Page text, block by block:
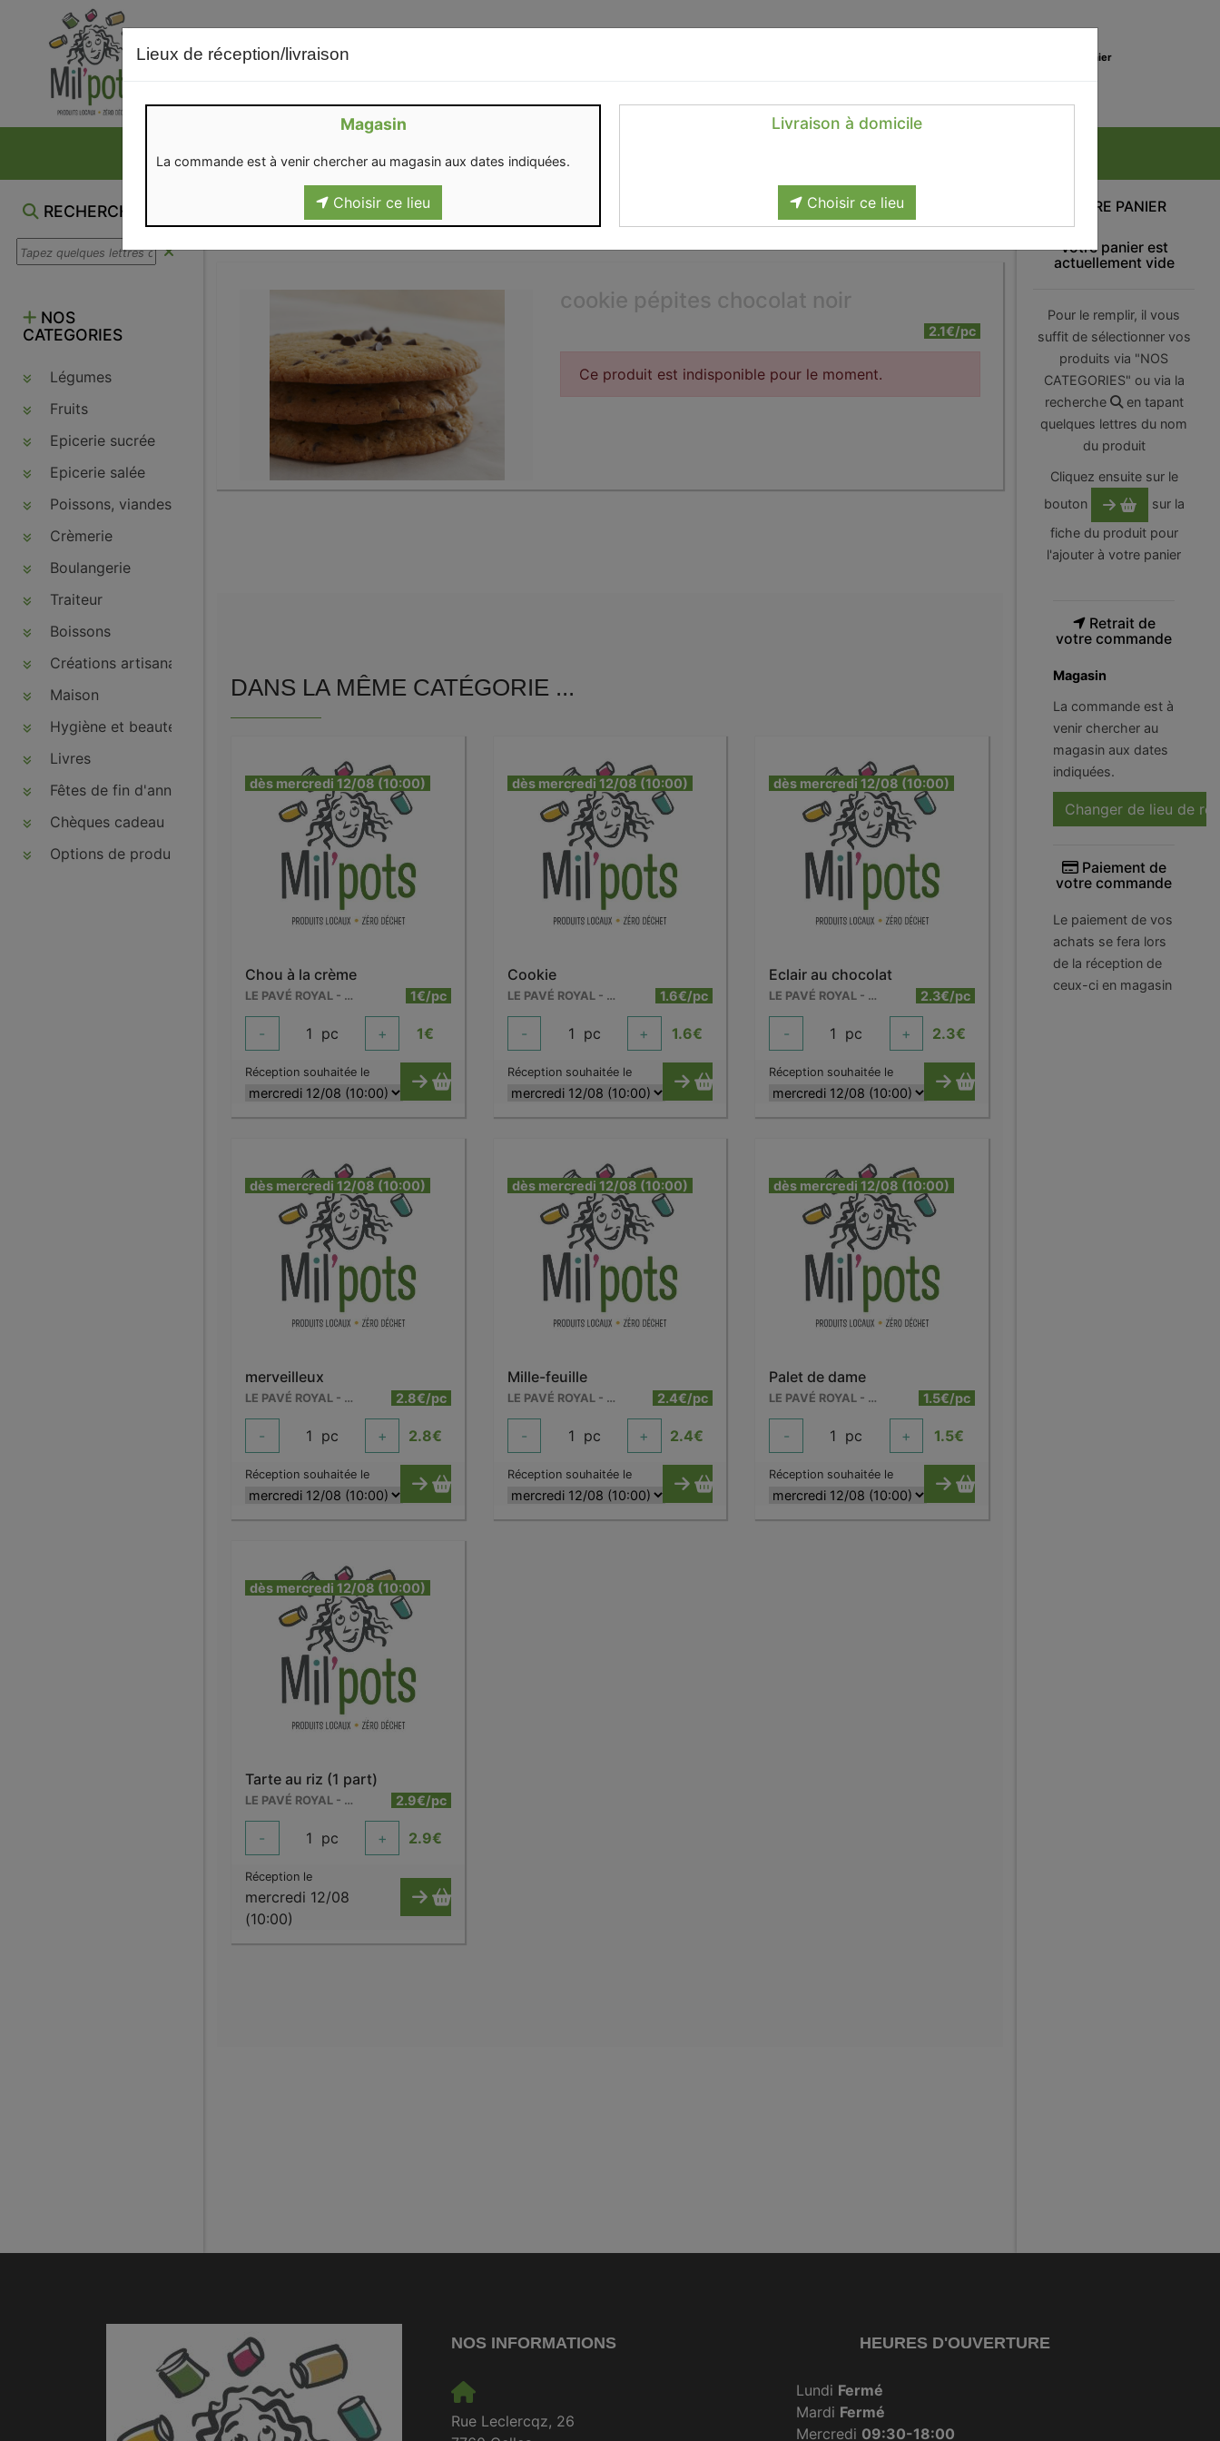
Mon panier
RECHERCHE
NOS
CATEGORIES
Légumes
Fruits
Epicerie sucrée
Epicerie salée
Poissons, viandes, volailles, charcuteries
Crèmerie
Boulangerie
Traiteur
Boissons
Créations artisanales
Maison
Hygiène et beauté
Livres
Fêtes de fin d'année
Chèques cadeau
Options de produits
Lieux de réception/livraison
Magasin
La commande est à venir chercher au magasin aux dates indiquées.
Choisir ce lieu
Livraison à domicile
Choisir ce lieu
cookie pépites chocolat noir
2.1€/pc
Ce produit est indisponible pour le moment.
DANS LA MÊME CATÉGORIE ...
dès mercredi 12/08 (10:00)
Chou à la crème
LE PAVÉ ROYAL - WARCOING 1€/pc
- 1 pc + 1€
Réception souhaitée le
dès mercredi 12/08 (10:00)
Cookie
LE PAVÉ ROYAL - WARCOING 1.6€/pc
- 1 pc + 1.6€
Réception souhaitée le
dès mercredi 12/08 (10:00)
Eclair au chocolat
LE PAVÉ ROYAL - WARCOING 2.3€/pc
- 1 pc + 2.3€
Réception souhaitée le
dès mercredi 12/08 (10:00)
merveilleux
LE PAVÉ ROYAL - WARCOING 2.8€/pc
- 1 pc + 2.8€
Réception souhaitée le
dès mercredi 12/08 (10:00)
Mille-feuille
LE PAVÉ ROYAL - WARCOING 2.4€/pc
- 1 pc + 2.4€
Réception souhaitée le
dès mercredi 12/08 (10:00)
Palet de dame
LE PAVÉ ROYAL - WARCOING 1.5€/pc
- 1 pc + 1.5€
Réception souhaitée le
dès mercredi 12/08 (10:00)
Tarte au riz (1 part)
LE PAVÉ ROYAL - WARCOING 2.9€/pc
- 1 pc + 2.9€
Réception le
mercredi 12/08
(10:00)
VOTRE PANIER
Votre panier est
actuellement vide
Pour le remplir, il vous
suffit de sélectionner vos
produits via "NOS
CATEGORIES" ou via la
recherche
en tapant
quelques lettres du nom
du produit
Cliquez ensuite sur le
bouton
sur la
fiche du produit pour
l'ajouter à votre panier
Retrait de
votre commande
Magasin
La commande est à
venir chercher au
magasin aux dates
indiquées.
Changer de lieu de
Paiement de
votre commande
Le paiement de vos
achats se fera lors
de la réception de
ceux-ci en magasin
NOS INFORMATIONS
Rue Leclercqz, 26
HEURES D'OUVERTURE
Lundi Fermé
Mardi Fermé
Mercredi 09:30-18:00